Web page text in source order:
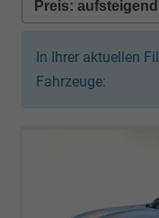
In Ihrer aktuellen
Fahrzeuge: